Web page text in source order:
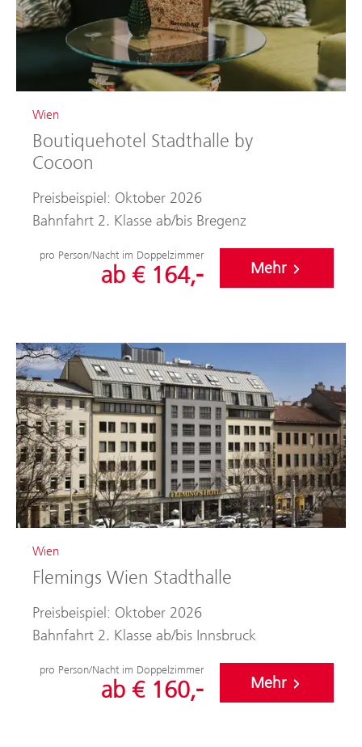
Wien
Boutiquehotel Stadthalle by
Cocoon
Preisbeispiel: Oktober 2026
Bahnfahrt 2. Klasse ab/bis Bregenz
pro Person/Nacht im Doppelzimmer
ab € 164,- Mehr
Wien
Flemings Wien Stadthalle
Preisbeispiel: Oktober 2026
Bahnfahrt 2. Klasse ab/bis Innsbruck
pro Person/Nacht im Doppelzimmer
ab € 160,- Mehr